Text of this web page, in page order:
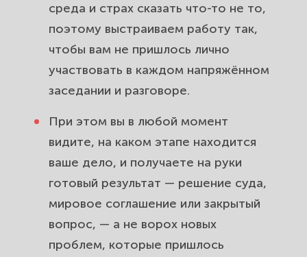
среда и страх сказать что-то не то,
поэтому выстраиваем работу так,
чтобы вам не пришлось лично
участвовать в каждом напряжённом
заседании и разговоре.
При этом вы в любой момент
видите, на каком этапе находится
ваше дело, и получаете на руки
готовый результат — решение суда,
мировое соглашение или закрытый
вопрос, — а не ворох новых
проблем, которые пришлось